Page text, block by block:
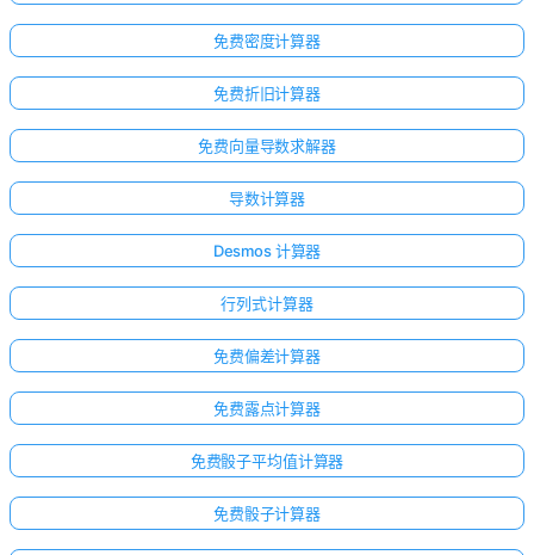
免费密度计算器
免费折旧计算器
免费向量导数求解器
导数计算器
Desmos 计算器
行列式计算器
免费偏差计算器
免费露点计算器
免费骰子平均值计算器
免费骰子计算器